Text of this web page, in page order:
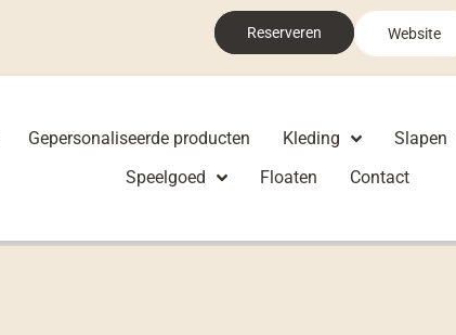
Reserveren Website
Gepersonaliseerde producten Kleding Slapen
Speelgoed
Floaten Contact